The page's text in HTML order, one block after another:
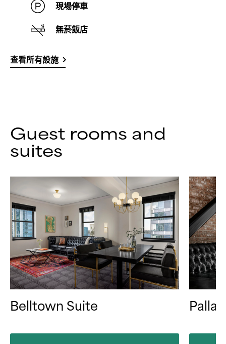
現場停車
無菸飯店
查看所有設施
Guest rooms and
suites
Belltown Suite